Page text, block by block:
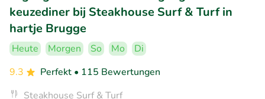
keuzediner bij Steakhouse Surf & Turf in
hartje Brugge
Heute Morgen So Mo
Di
9.3
Perfekt • 115 Bewertungen
Steakhouse Surf & Turf